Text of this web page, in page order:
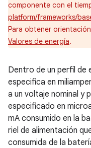
componente con el
platform/frameworks/
Para obtener
Valores de energía.
Dentro de un perfil de
especifica en
a un voltaje nominal y
especificado en
mA consumido en la
riel de alimentación
consumida de la